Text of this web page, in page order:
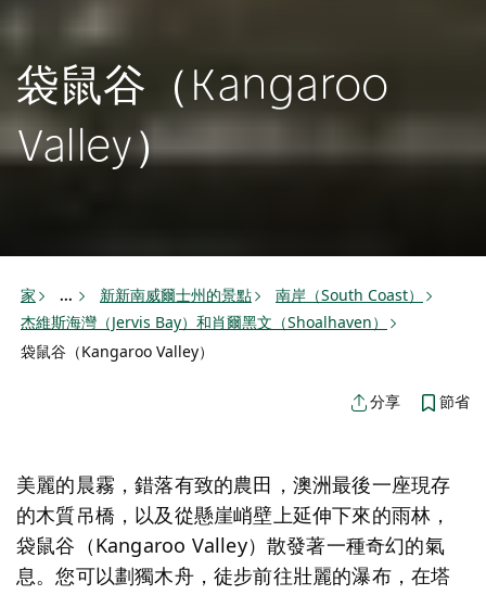
袋鼠谷（Kangaroo
Valley）
家 ... 新新南威爾士州的景點
南岸（South Coast）
杰維斯海灣（Jervis Bay）和肖爾黑文（Shoalhaven）
袋鼠谷（Kangaroo Valley）
分享 節省
美麗的晨霧，錯落有致的農田，澳洲最後一座現存
的木質吊橋，以及從懸崖峭壁上延伸下來的雨林，
袋鼠谷（Kangaroo Valley）散發著一種奇幻的氣
息。您可以劃獨木舟，徒步前往壯麗的瀑布，在塔